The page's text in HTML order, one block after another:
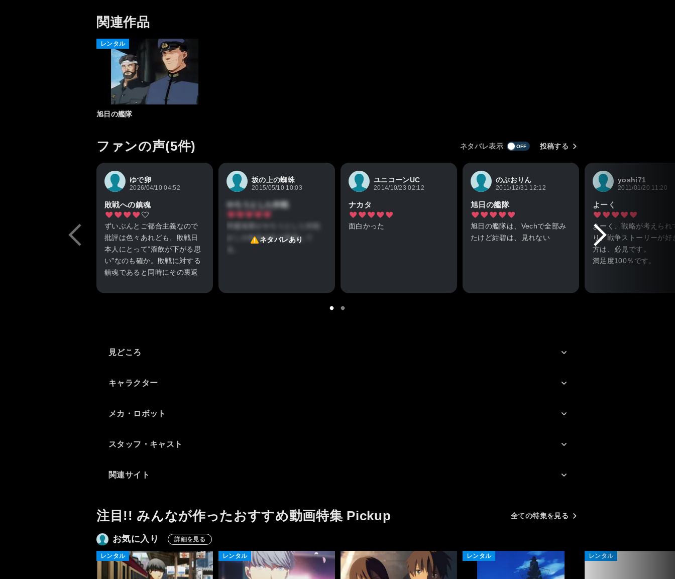
関連作品
レンタル
旭日の艦隊
ファンの声(5件) ネタバレ表示 投稿する
ゆで卵
2026/04/10 04:52
敗戦への鎮魂
ずいぶんとご都合主義なので
批評は色々あれども、敗戦日
本人にとって”溜飲が下がる思
い”なのも確か。敗戦に対する
鎮魂であると同時にその裏返
ると思う。これはこれであり
実で緒戦の英雄である山本五
が噂されている。
ルーズベルトが不戦を訴えて
り、日本への石油輸出を止め
く、日本軍内部の反対を押切
陸軍秋丸機関の戦略なら局地
ぶっ壊した。
ルーズベルトには願ったり叶
ったりであり、山本氏を含む
坂の上の蜘蛛
2015/05/10 10:03
やろうとした作戦
がこの作品の中で実現して
ネタバレあり
ユニコーンUC
2014/10/23 02:12
ナカタ
面白かった
のぶおりん
2011/12/31 12:12
旭日の艦隊
旭日の艦隊は、Vechで全部み
たけど紺碧は、見れない
yoshi71
2011/01/20 11:20
よーく
よーく、戦略が考えられ
り、戦争ストーリーが好
方は、必見です。
満足度100％です。
見どころ
キャラクター
メカ・ロボット
スタッフ・キャスト
関連サイト
注目!! みんなが作ったおすすめ動画特集 Pickup 全ての特集を見る
お気に入り 詳細を見る
レンタル レンタル レンタル レンタル